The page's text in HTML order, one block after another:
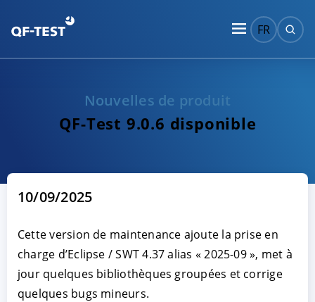
FR
Nouvelles de produit
QF-Test 9.0.6 disponible
10/09/2025
Cette version de maintenance ajoute la prise en
charge d’Eclipse / SWT 4.37 alias « 2025-09 », met à
jour quelques bibliothèques groupées et corrige
quelques bugs mineurs.